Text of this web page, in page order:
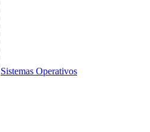
Sistemas Operativos